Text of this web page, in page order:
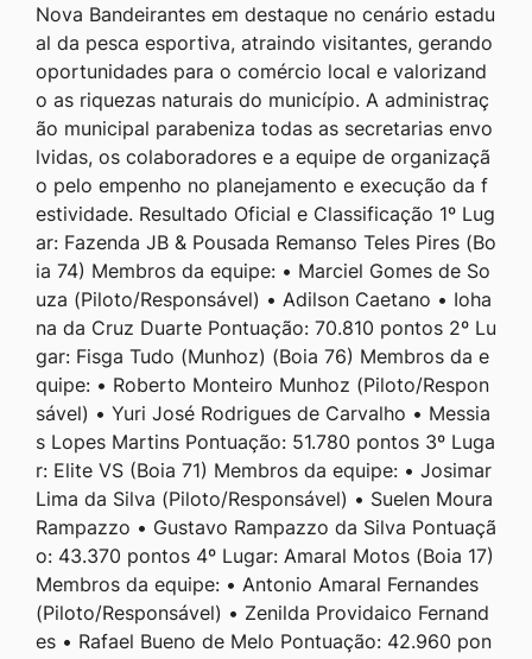
Nova Bandeirantes em destaque no cenário estadu
al da pesca esportiva, atraindo visitantes, gerando
oportunidades para o comércio local e valorizand
o as riquezas naturais do município. A administraç
ão municipal parabeniza todas as secretarias envo
lvidas, os colaboradores e a equipe de organizaçã
o pelo empenho no planejamento e execução da f
estividade. Resultado Oficial e Classificação 1º Lug
ar: Fazenda JB & Pousada Remanso Teles Pires (Bo
ia 74) Membros da equipe: • Marciel Gomes de So
uza (Piloto/Responsável) • Adilson Caetano • Ioha
na da Cruz Duarte Pontuação: 70.810 pontos 2º Lu
gar: Fisga Tudo (Munhoz) (Boia 76) Membros da e
quipe: • Roberto Monteiro Munhoz (Piloto/Respon
sável) • Yuri José Rodrigues de Carvalho • Messia
s Lopes Martins Pontuação: 51.780 pontos 3º Luga
r: Elite VS (Boia 71) Membros da equipe: • Josimar
Lima da Silva (Piloto/Responsável) • Suelen Moura
Rampazzo • Gustavo Rampazzo da Silva Pontuaçã
o: 43.370 pontos 4º Lugar: Amaral Motos (Boia 17)
Membros da equipe: • Antonio Amaral Fernandes
(Piloto/Responsável) • Zenilda Providaico Fernand
es • Rafael Bueno de Melo Pontuação: 42.960 pon